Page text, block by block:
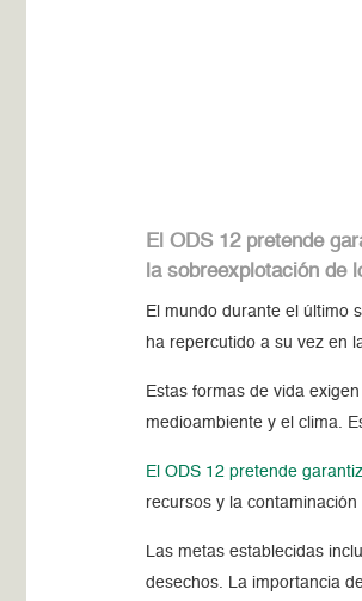
El ODS 12 pretende
la sobreexplotación de
El mundo durante el último
ha repercutido a su vez en
Estas formas de vida
medioambiente y el clima.
El ODS 12 pretende
recursos y la contaminación
Las metas establecidas
desechos. La importancia